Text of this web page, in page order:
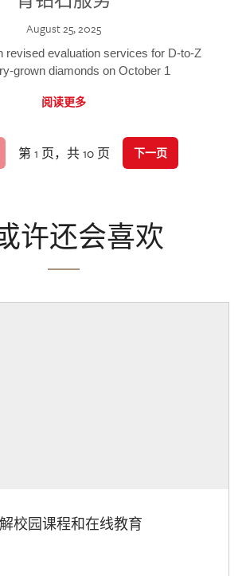
August 25, 2025
revised evaluation services for D-to-Z
grown diamonds on October 1
阅读更多
第 1 页，共 10 页 下一页
许还会喜欢
校园课程和在线教育